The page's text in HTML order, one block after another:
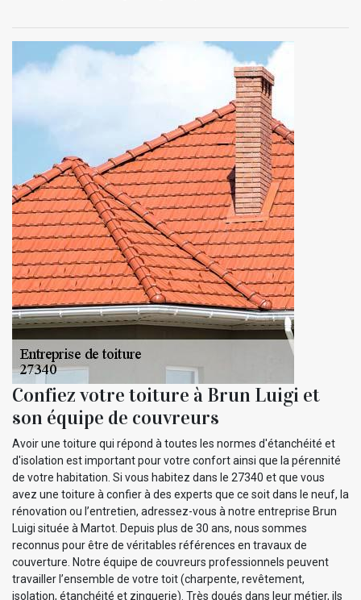
Confiez votre toiture à Brun Luigi et
son équipe de couvreurs
Avoir une toiture qui répond à toutes les normes d'étanchéité et
d'isolation est important pour votre confort ainsi que la pérennité
de votre habitation. Si vous habitez dans le 27340 et que vous
avez une toiture à confier à des experts que ce soit dans le neuf, la
rénovation ou l’entretien, adressez-vous à notre entreprise Brun
Luigi située à Martot. Depuis plus de 30 ans, nous sommes
reconnus pour être de véritables références en travaux de
couverture. Notre équipe de couvreurs professionnels peuvent
travailler l’ensemble de votre toit (charpente, revêtement,
isolation, étanchéité et zinguerie). Très doués dans leur métier, ils